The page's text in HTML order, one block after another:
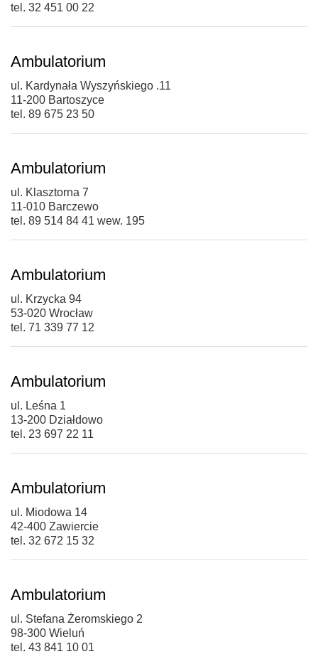
tel. 32 451 00 22
Ambulatorium
ul. Kardynała Wyszyńskiego .11
11-200 Bartoszyce
tel. 89 675 23 50
Ambulatorium
ul. Klasztorna 7
11-010 Barczewo
tel. 89 514 84 41 wew. 195
Ambulatorium
ul. Krzycka 94
53-020 Wrocław
tel. 71 339 77 12
Ambulatorium
ul. Leśna 1
13-200 Działdowo
tel. 23 697 22 11
Ambulatorium
ul. Miodowa 14
42-400 Zawiercie
tel. 32 672 15 32
Ambulatorium
ul. Stefana Żeromskiego 2
98-300 Wieluń
tel. 43 841 10 01